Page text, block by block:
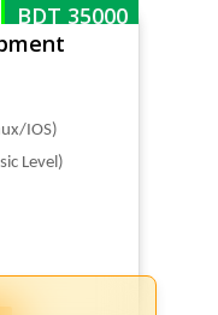
BDT 35000
IOS)
Level)